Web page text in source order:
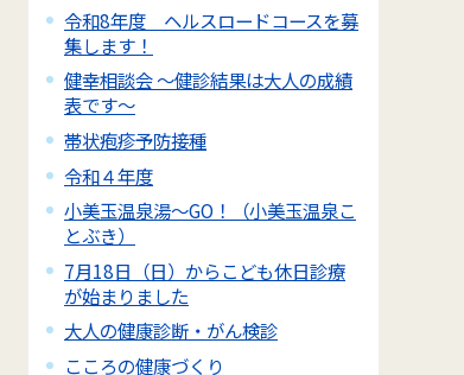
令和8年度 ヘルスロードコースを募
集します！
健幸相談会 ～健診結果は大人の成績
表です～
帯状疱疹予防接種
令和４年度
小美玉温泉湯～GO！（小美玉温泉こ
とぶき）
7月18日（日）からこども休日診療
が始まりました
大人の健康診断・がん検診
こころの健康づくり